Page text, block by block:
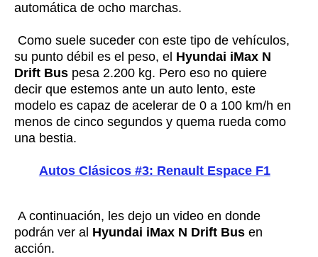
automática de ocho marchas.
Como suele suceder con este tipo de vehículos,
su punto débil es el peso, el Hyundai iMax N
Drift Bus pesa 2.200 kg. Pero eso no quiere
decir que estemos ante un auto lento, este
modelo es capaz de acelerar de 0 a 100 km/h en
menos de cinco segundos y quema rueda como
una bestia.
Autos Clásicos #3: Renault Espace F1
A continuación, les dejo un video en donde
podrán ver al Hyundai iMax N Drift Bus en
acción.